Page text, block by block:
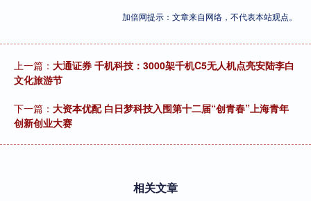
加倍网提示：文章来自网络，不代表本站观点。
上一篇： 大通证券 千机科技：3000架千机C5无人机点亮安陆李白
文化旅游节
下一篇： 大资本优配 白日梦科技入围第十二届“创青春”上海青年
创新创业大赛
相关文章